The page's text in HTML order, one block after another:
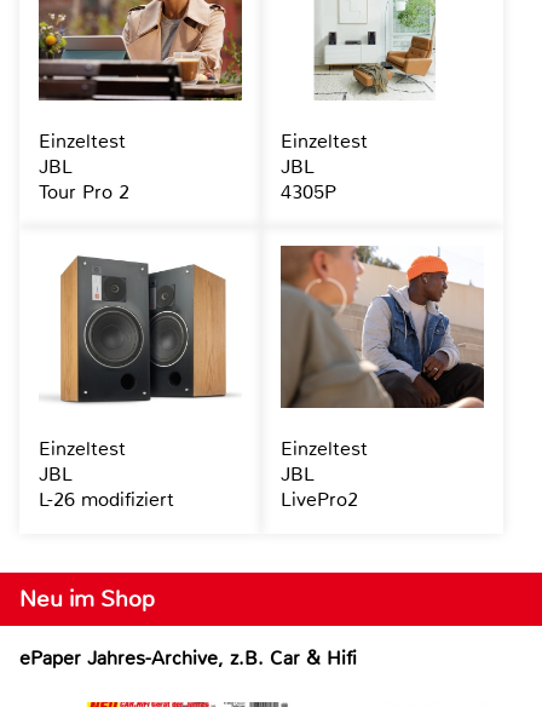
Neu im Shop
ePaper Jahres-Archive, z.B. Car & Hifi
Einzeltest
JBL
Tour Pro 2
Einzeltest
JBL
4305P
Einzeltest
JBL
L-26 modifiziert
Einzeltest
JBL
LivePro2